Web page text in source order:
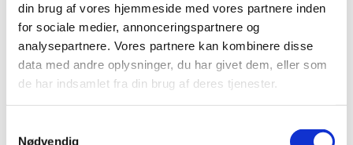
din brug af vores hjemmeside med vores partnere inden
for sociale medier, annonceringspartnere og
analysepartnere. Vores partnere kan kombinere disse
data med andre oplysninger, du har givet dem, eller som
de har indsamlet fra din brug af deres tjenester.
Nødvendig
Tilmelding til Sussie Luscinia Nielsen senest den
16. august ved at e-maile dit og barnets navn samt
telefonnummersussienielsen@gmail.com. Det er
gratis at deltage.